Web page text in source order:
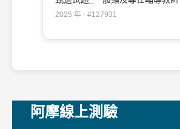
業#127931
2025 年 · #127931
阿摩線上測驗